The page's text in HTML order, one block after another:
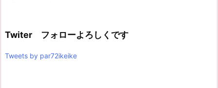
Twiter フォローよろしくです
Tweets by par72ikeike